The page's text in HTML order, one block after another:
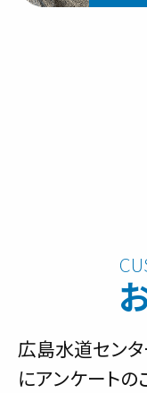
広島水道セン
にアンケート